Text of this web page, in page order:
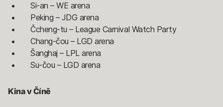
Si-an – WE arena
Peking – JDG arena
Čcheng-tu – League Carnival Watch Party
Chang-čou – LGD arena
Šanghaj – LPL arena
Su-čou – LGD arena
Kina v Číně